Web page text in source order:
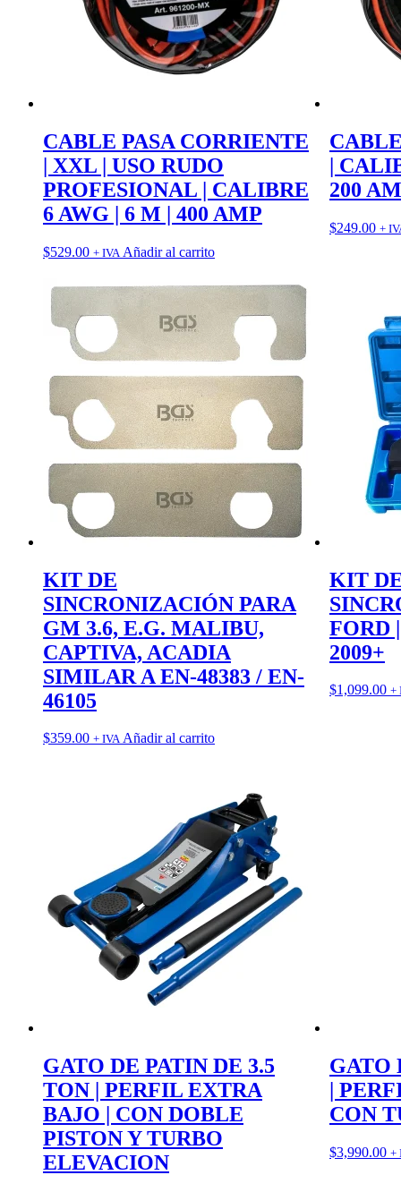
CABLE PASA CORRIENTE
| XXL | USO RUDO
PROFESIONAL | CALIBRE
6 AWG | 6 M | 400 AMP
$529.00 + IVA Añadir al carrito
|
200
$249.00 +
KIT DE
SINCRONIZACIÓN PARA
GM 3.6, E.G. MALIBU,
CAPTIVA, ACADIA
SIMILAR A EN-48383 / EN-
46105
$359.00 + IVA Añadir al carrito
KIT
FORD
2009+
$1,099.00 +
GATO DE PATIN DE 3.5
TON | PERFIL EXTRA
BAJO | CON DOBLE
PISTON Y TURBO
ELEVACION
GATO
|
CON
$3,990.00 +